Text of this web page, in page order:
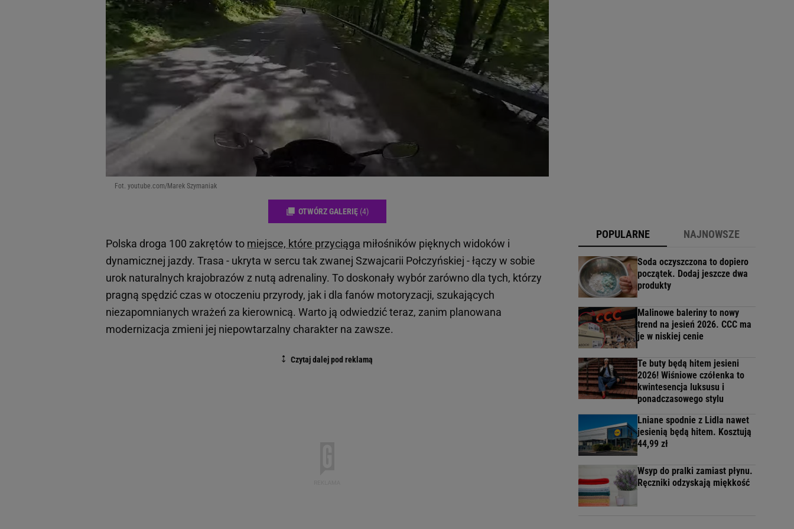
Fot. youtube.com/Marek Szymaniak
OTWÓRZ GALERIĘ (4)
Polska droga 100 zakrętów to miejsce, które przyciąga miłośników pięknych widoków i
dynamicznej jazdy. Trasa - ukryta w sercu tak zwanej Szwajcarii Połczyńskiej - łączy w sobie
urok naturalnych krajobrazów z nutą adrenaliny. To doskonały wybór zarówno dla tych, którzy
pragną spędzić czas w otoczeniu przyrody, jak i dla fanów motoryzacji, szukających
niezapomnianych wrażeń za kierownicą. Warto ją odwiedzić teraz, zanim planowana
modernizacja zmieni jej niepowtarzalny charakter na zawsze.
POPULARNE NAJNOWSZE
Soda oczyszczona to dopiero
początek. Dodaj jeszcze dwa
produkty
Malinowe baleriny to nowy
trend na jesień 2026. CCC ma
je w niskiej cenie
Te buty będą hitem jesieni
2026! Wiśniowe czółenka to
kwintesencja luksusu i
ponadczasowego stylu
Lniane spodnie z Lidla nawet
jesienią będą hitem. Kosztują
44,99 zł
Wsyp do pralki zamiast płynu.
Ręczniki odzyskają miękkość